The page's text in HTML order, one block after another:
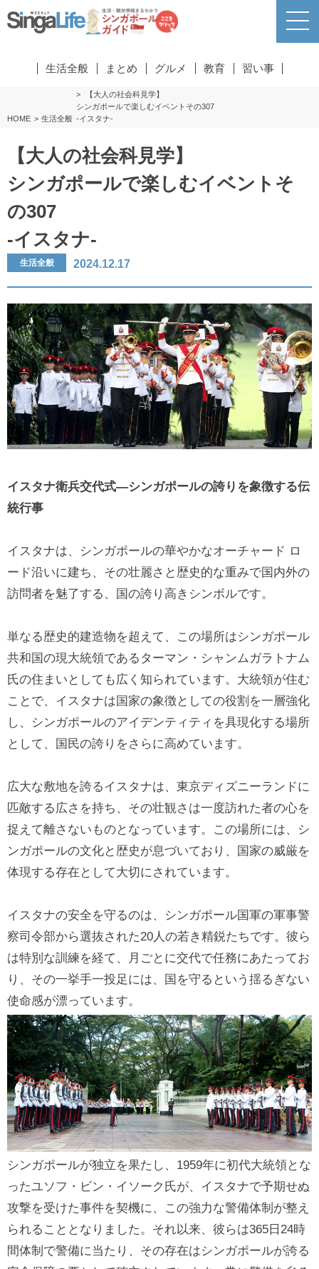
生活全般 まとめ グルメ 教育 習い事
HOME 生活全般
【大人の社会科見学】
シンガポールで楽しむイベントその307
-イスタナ-
【大人の社会科見学】
シンガポールで楽しむイベントそ
の307
-イスタナ-
生活全般 2024.12.17
イスタナ衛兵交代式—シンガポールの誇りを象徴する伝
統行事
イスタナは、シンガポールの華やかなオーチャード ロ
ード沿いに建ち、その壮麗さと歴史的な重みで国内外の
訪問者を魅了する、国の誇り高きシンボルです。
単なる歴史的建造物を超えて、この場所はシンガポール
共和国の現大統領であるターマン・シャンムガラトナム
氏の住まいとしても広く知られています。大統領が住む
ことで、イスタナは国家の象徴としての役割を一層強化
し、シンガポールのアイデンティティを具現化する場所
として、国民の誇りをさらに高めています。
広大な敷地を誇るイスタナは、東京ディズニーランドに
匹敵する広さを持ち、その壮観さは一度訪れた者の心を
捉えて離さないものとなっています。この場所には、シ
ンガポールの文化と歴史が息づいており、国家の威厳を
体現する存在として大切にされています。
イスタナの安全を守るのは、シンガポール国軍の軍事警
察司令部から選抜された20人の若き精鋭たちです。彼ら
は特別な訓練を経て、月ごとに交代で任務にあたってお
り、その一挙手一投足には、国を守るという揺るぎない
使命感が漂っています。
シンガポールが独立を果たし、1959年に初代大統領とな
ったユソフ・ビン・イソーク氏が、イスタナで予期せぬ
攻撃を受けた事件を契機に、この強力な警備体制が整え
られることとなりました。それ以来、彼らは365日24時
間体制で警備に当たり、その存在はシンガポールが誇る